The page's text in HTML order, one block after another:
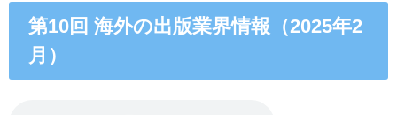
第10回 海外の出版業界情報（2025年2
月）